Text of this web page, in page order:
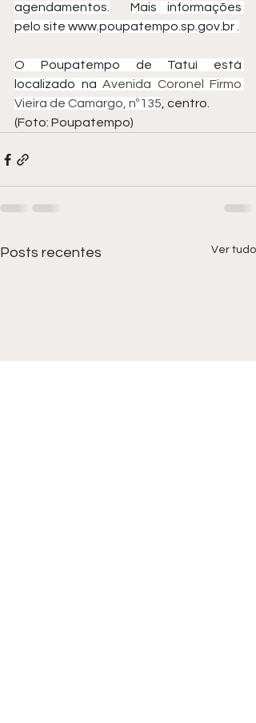
agendamentos.
Mais informações
pelo site www.poupatempo.sp.gov.br
O Poupatempo de Tatuí está
localizado na Avenida Coronel Firmo
Vieira de Camargo, nº135 , centro.
(Foto: Poupatempo)
Posts recentes Ver tudo